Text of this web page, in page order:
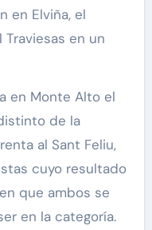
en Elviña, el
en un
en Monte Alto el
de la
al Sant Feliu,
cuyo resultado
que ambos se
en la categoría.